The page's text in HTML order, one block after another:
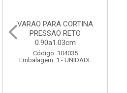
VARAO PARA CORTINA
PRESSAO RETO
0.90a1.03cm
Código: 104035
Embalagem: 1 - UNIDADE